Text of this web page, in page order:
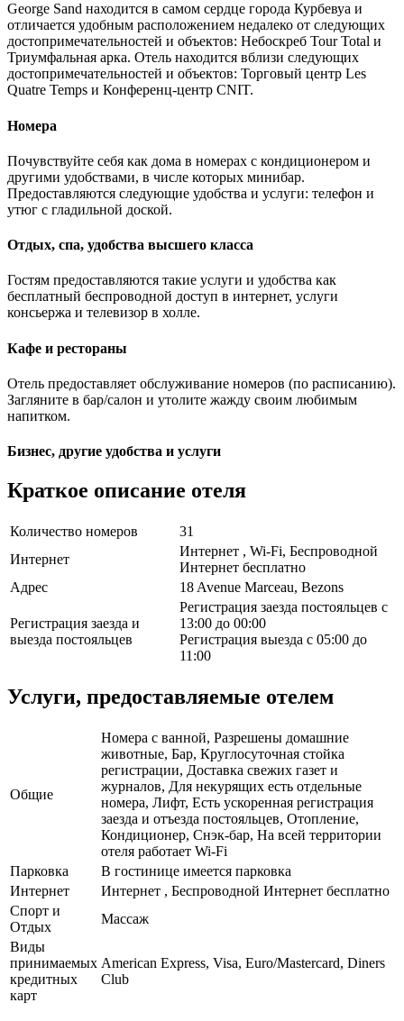
George Sand находится в самом сердце города Курбевуа и
отличается удобным расположением недалеко от следующих
достопримечательностей и объектов: Небоскреб Tour Total и
Триумфальная арка. Отель находится вблизи следующих
достопримечательностей и объектов: Торговый центр Les
Quatre Temps и Конференц-центр CNIT.
Номера
Почувствуйте себя как дома в номерах с кондиционером и
другими удобствами, в числе которых минибар.
Предоставляются следующие удобства и услуги: телефон и
утюг с гладильной доской.
Отдых, спа, удобства высшего класса
Гостям предоставляются такие услуги и удобства как
бесплатный беспроводной доступ в интернет, услуги
консьержа и телевизор в холле.
Кафе и рестораны
Отель предоставляет обслуживание номеров (по расписанию).
Загляните в бар/салон и утолите жажду своим любимым
напитком.
Бизнес, другие удобства и услуги
Краткое описание отеля
Количество номеров
31
Интернет
Интернет , Wi-Fi, Беспроводной
Интернет бесплатно
Адрес
18 Avenue Marceau, Bezons
Регистрация заезда и
выезда постояльцев
Регистрация заезда постояльцев с
13:00 до 00:00
Регистрация выезда с 05:00 до
11:00
Услуги, предоставляемые отелем
Общие
Номера с ванной, Разрешены домашние
животные, Бар, Круглосуточная стойка
регистрации, Доставка свежих газет и
журналов, Для некурящих есть отдельные
номера, Лифт, Есть ускоренная регистрация
заезда и отъезда постояльцев, Отопление,
Кондиционер, Снэк-бар, На всей территории
отеля работает Wi-Fi
Парковка
В гостинице имеется парковка
Интернет
Интернет , Беспроводной Интернет бесплатно
Спорт и
Отдых
Массаж
Виды
принимаемых
кредитных
карт
American Express, Visa, Euro/Mastercard, Diners
Club